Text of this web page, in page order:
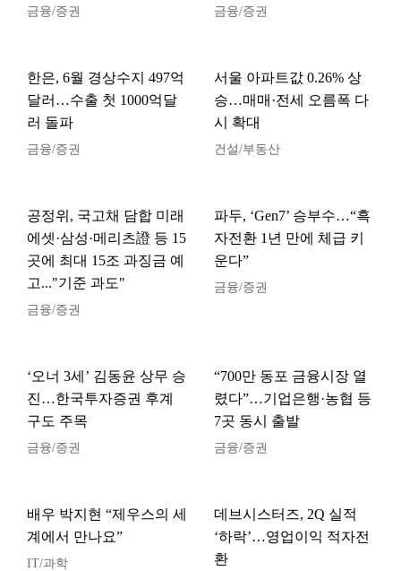
금융/증권 금융/증권
한은, 6월 경상수지 497억
달러…수출 첫 1000억달
러 돌파
금융/증권
서울 아파트값 0.26% 상
승…매매·전세 오름폭 다
시 확대
건설/부동산
공정위, 국고채 담합 미래
에셋·삼성·메리츠證 등 15
곳에 최대 15조 과징금 예
고..."기준 과도"
금융/증권
파두, ‘Gen7’ 승부수…“흑
자전환 1년 만에 체급 키
운다”
금융/증권
‘오너 3세’ 김동윤 상무 승
진…한국투자증권 후계
구도 주목
금융/증권
“700만 동포 금융시장 열
렸다”…기업은행·농협 등
7곳 동시 출발
금융/증권
배우 박지현 “제우스의 세
계에서 만나요”
IT/과학
데브시스터즈, 2Q 실적
‘하락’…영업이익 적자전
환